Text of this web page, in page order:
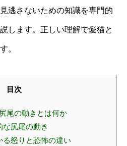
逃さないための知識を専門的
します。正しい理解で愛猫と
。
目次
尾の動きとは何か
尻尾の動き
る怒りと恐怖の違い